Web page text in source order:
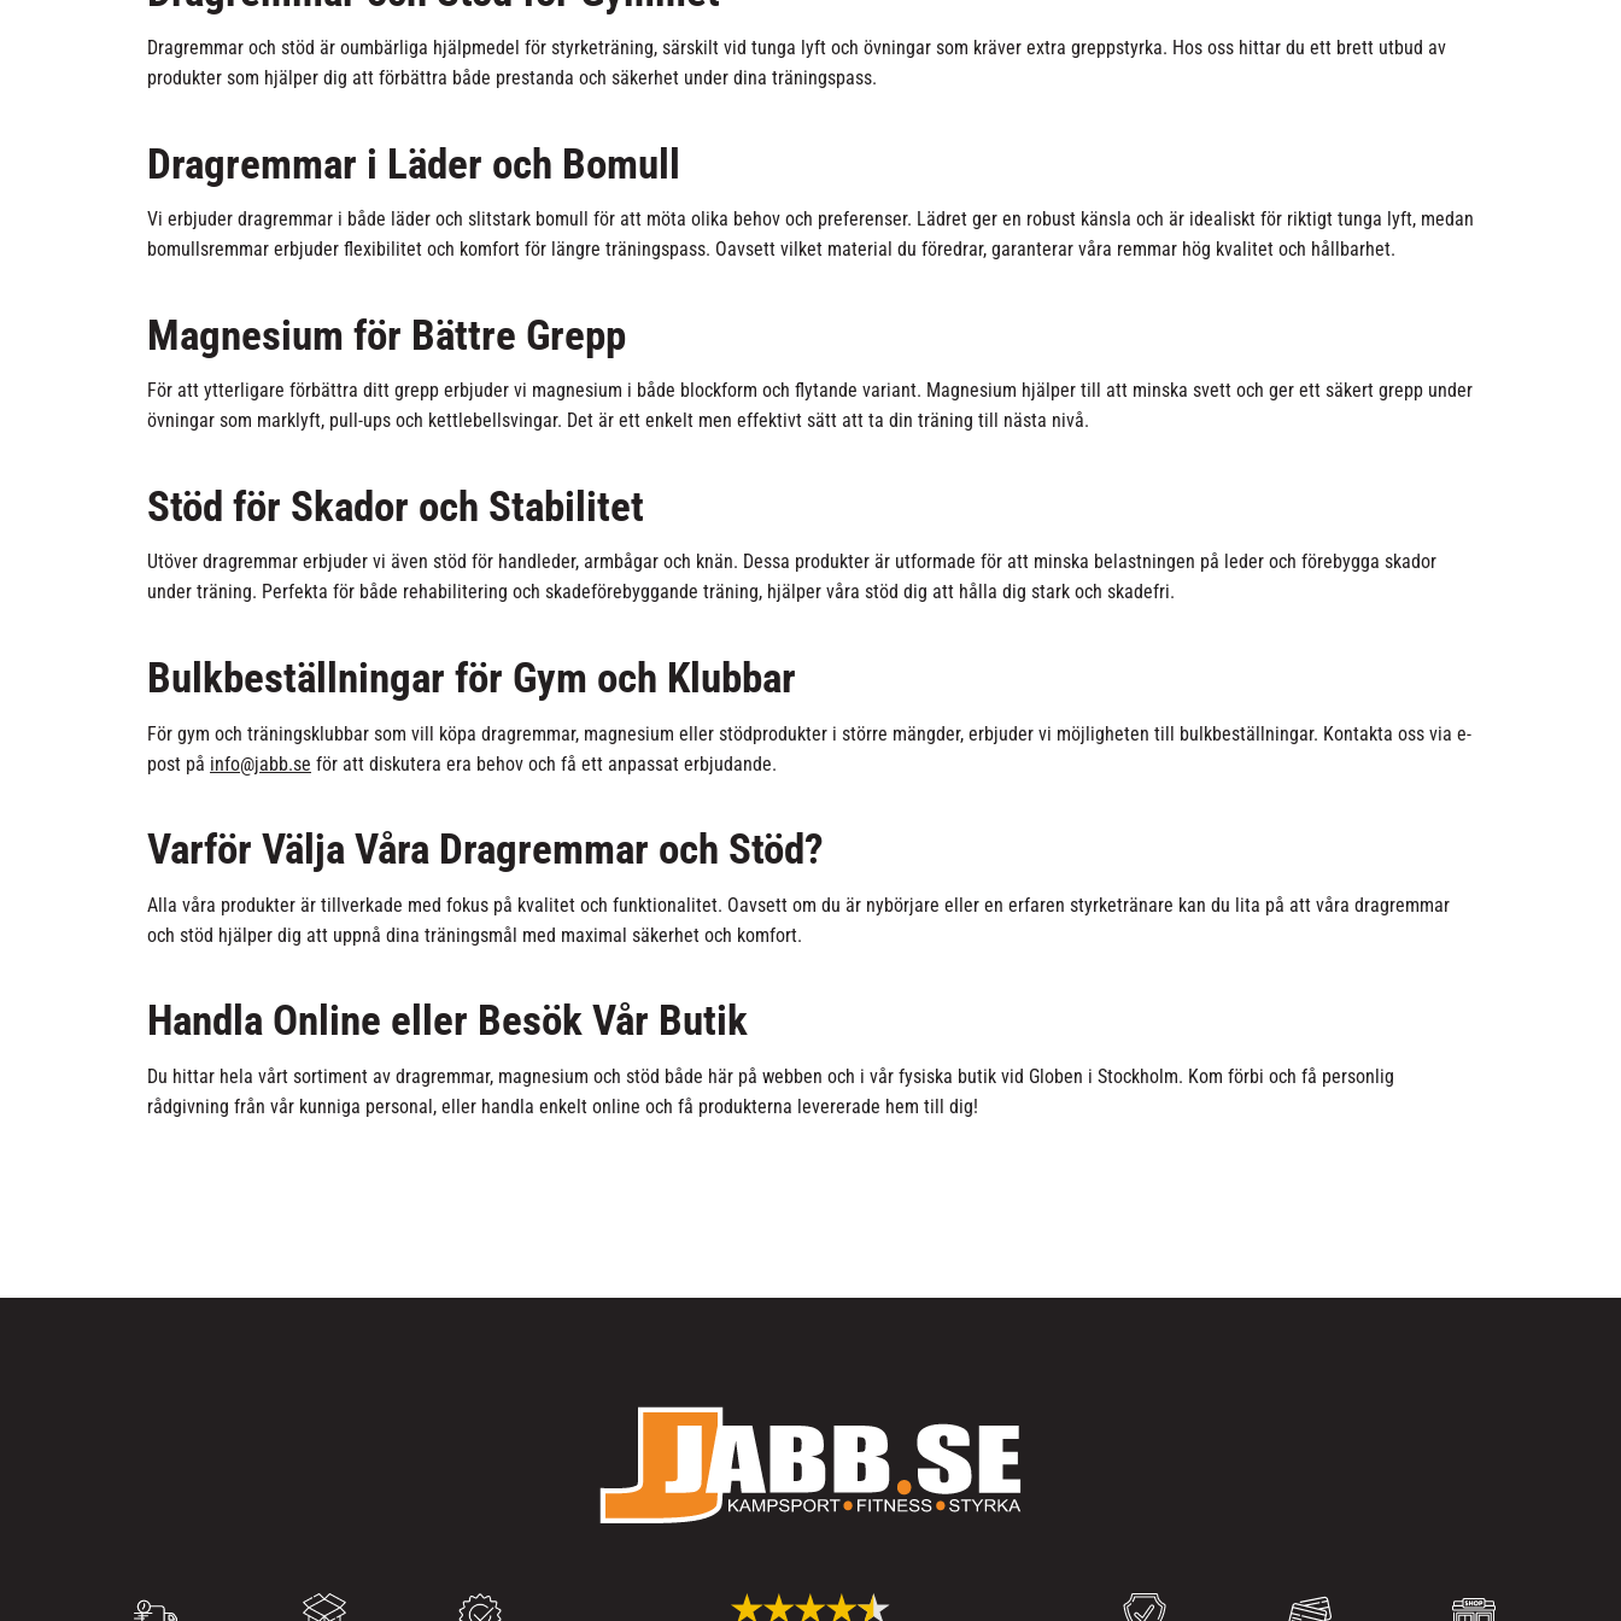
Dragremmar och stöd är oumbärliga hjälpmedel för styrketräning, särskilt vid tunga lyft och övningar som kräver extra greppstyrka. Hos oss hittar du ett brett utbud av
produkter som hjälper dig att förbättra både prestanda och säkerhet under dina träningspass.
Dragremmar i Läder och Bomull
Vi erbjuder dragremmar i både läder och slitstark bomull för att möta olika behov och preferenser. Lädret ger en robust känsla och är idealiskt för riktigt tunga lyft, medan
bomullsremmar erbjuder flexibilitet och komfort för längre träningspass. Oavsett vilket material du föredrar, garanterar våra remmar hög kvalitet och hållbarhet.
Magnesium för Bättre Grepp
För att ytterligare förbättra ditt grepp erbjuder vi magnesium i både blockform och flytande variant. Magnesium hjälper till att minska svett och ger ett säkert grepp under
övningar som marklyft, pull-ups och kettlebellsvingar. Det är ett enkelt men effektivt sätt att ta din träning till nästa nivå.
Stöd för Skador och Stabilitet
Utöver dragremmar erbjuder vi även stöd för handleder, armbågar och knän. Dessa produkter är utformade för att minska belastningen på leder och förebygga skador
under träning. Perfekta för både rehabilitering och skadeförebyggande träning, hjälper våra stöd dig att hålla dig stark och skadefri.
Bulkbeställningar för Gym och Klubbar
För gym och träningsklubbar som vill köpa dragremmar, magnesium eller stödprodukter i större mängder, erbjuder vi möjligheten till bulkbeställningar. Kontakta oss via e-
post på info@jabb.se för att diskutera era behov och få ett anpassat erbjudande.
Varför Välja Våra Dragremmar och Stöd?
Alla våra produkter är tillverkade med fokus på kvalitet och funktionalitet. Oavsett om du är nybörjare eller en erfaren styrketränare kan du lita på att våra dragremmar
och stöd hjälper dig att uppnå dina träningsmål med maximal säkerhet och komfort.
Handla Online eller Besök Vår Butik
Du hittar hela vårt sortiment av dragremmar, magnesium och stöd både här på webben och i vår fysiska butik vid Globen i Stockholm. Kom förbi och få personlig
rådgivning från vår kunniga personal, eller handla enkelt online och få produkterna levererade hem till dig!